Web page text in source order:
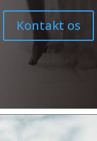
Kontakt os